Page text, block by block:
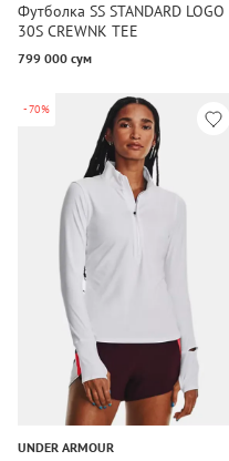
Футболка SS STANDARD LOGO
30S CREWNK TEE
799 000 сум
-70%
UNDER ARMOUR